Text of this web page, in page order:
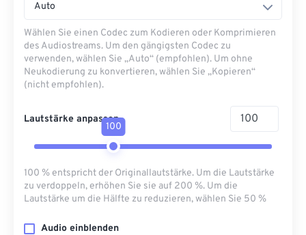
Auto
Wählen Sie einen Codec zum Kodieren oder Komprimieren
des Audiostreams. Um den gängigsten Codec zu
verwenden, wählen Sie „Auto“ (empfohlen). Um ohne
Neukodierung zu konvertieren, wählen Sie „Kopieren“
(nicht empfohlen).
Lautstärke anpassen
100
100 % entspricht der Originallautstärke. Um die Lautstärke
zu verdoppeln, erhöhen Sie sie auf 200 %. Um die
Lautstärke um die Hälfte zu reduzieren, wählen Sie 50 %
Audio einblenden